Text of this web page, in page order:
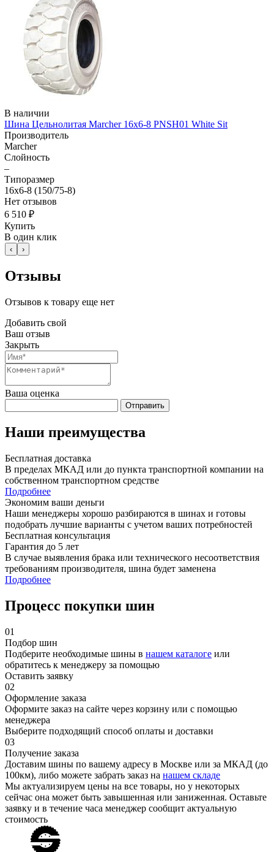
В наличии
Шина Цельнолитая Marcher 16x6-8 PNSH01 White Sit
Производитель
Marcher
Слойность
–
Типоразмер
16x6-8 (150/75-8)
Нет отзывов
6 510 ₽
Купить
В один клик
‹ ›
Отзывы
Отзывов к товару еще нет
Добавить свой
Ваш отзыв
Закрыть
Ваша оценка
Отправить
Наши преимущества
Бесплатная доставка
В пределах МКАД или до пункта транспортной компании на
собственном транспортном средстве
Подробнее
Экономим ваши деньги
Наши менеджеры хорошо разбираются в шинах и готовы
подобрать лучшие варианты с учетом ваших потребностей
Бесплатная консультация
Гарантия до 5 лет
В случае выявления брака или технического несоответствия
требованиям производителя, шина будет заменена
Подробнее
Процесс покупки шин
01
Подбор шин
Подберите необходимые шины в нашем каталоге или
обратитесь к менеджеру за помощью
Оставить заявку
02
Оформление заказа
Оформите заказ на сайте через корзину или с помощью
менеджера
Выберите подходящий способ оплаты и доставки
03
Получение заказа
Доставим шины по вашему адресу в Москве или за МКАД (до
100км), либо можете забрать заказ на нашем складе
Мы актуализируем цены на все товары, но у некоторых
сейчас она может быть завышенная или заниженная. Оставьте
заявку и в течение часа менеджер сообщит актуальную
стоимость